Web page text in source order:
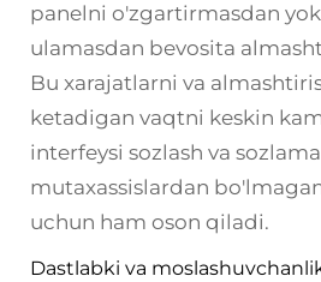
panelni o'zgartirmasdan
ulamasdan bevosita
Bu xarajatlarni va
ketadigan vaqtni keskin
interfeysi sozlash va
mutaxassislardan
uchun ham oson qiladi.
Dastlabki va